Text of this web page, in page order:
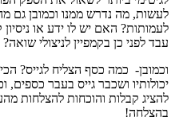
לעשות, מה נדרש ממנו וכמובן גם
לעמותות? האם יש לו ידע או
עבד לפני כן בקמפיין לניצולי שואה?
וכמובן- כמה כסף הצליח לגייס?
יכולותיו ושכבר גייס בעבר כספים,
להציג קבלות והוכחות להצלחות
בהצלחה!